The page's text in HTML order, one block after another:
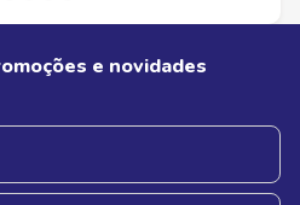
e novidades